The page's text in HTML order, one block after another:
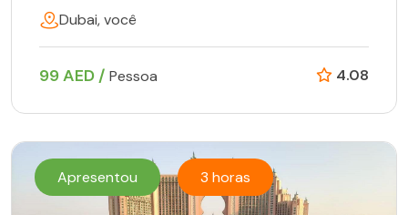
Dubai, você
99 AED / Pessoa 4.08
Apresentou 3 horas